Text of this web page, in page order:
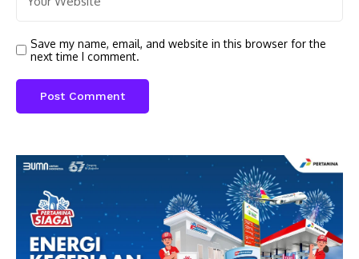
Save my name, email, and website in this browser for the
next time I comment.